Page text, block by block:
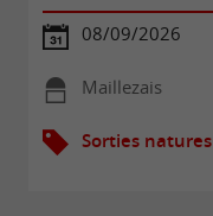
08/09/2026
Maillezais
Sorties natures